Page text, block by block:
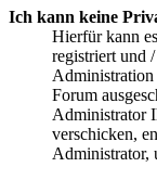
Ich kann keine
Hierfür kann
registriert und
Administration
Forum
Administrator
verschicken,
Administrator,